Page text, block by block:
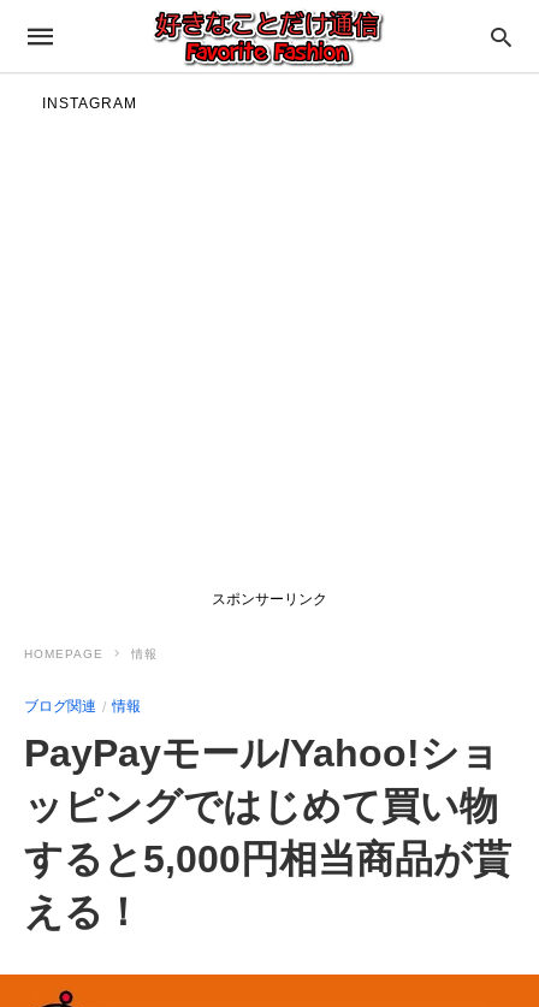
INSTAGRAM
スポンサーリンク
HOMEPAGE 情報
ブログ関連 情報
PayPayモール/Yahoo!ショ
ッピングではじめて買い物
すると5,000円相当商品が貰
える！